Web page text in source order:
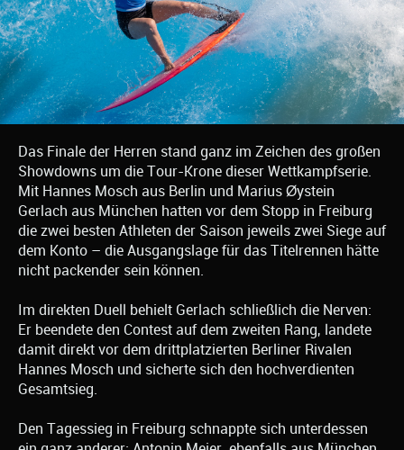
Das Finale der Herren stand ganz im Zeichen des großen
Showdowns um die Tour-Krone dieser Wettkampfserie.
Mit Hannes Mosch aus Berlin und Marius Øystein
Gerlach aus München hatten vor dem Stopp in Freiburg
die zwei besten Athleten der Saison jeweils zwei Siege auf
dem Konto – die Ausgangslage für das Titelrennen hätte
nicht packender sein können.
Im direkten Duell behielt Gerlach schließlich die Nerven:
Er beendete den Contest auf dem zweiten Rang, landete
damit direkt vor dem drittplatzierten Berliner Rivalen
Hannes Mosch und sicherte sich den hochverdienten
Gesamtsieg.
Den Tagessieg in Freiburg schnappte sich unterdessen